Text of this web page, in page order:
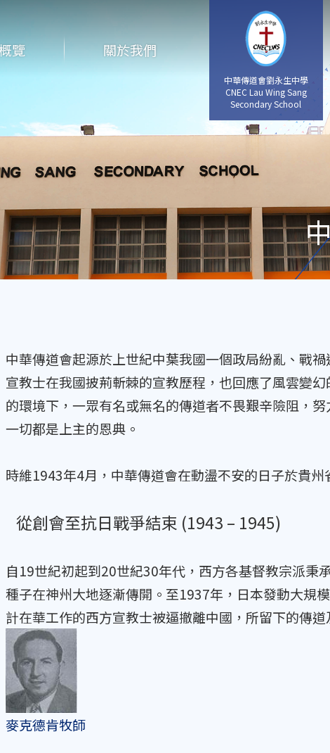
中華傳道會劉永生中學
CNEC Lau Wing Sang
Secondary School
覽 關於我們
中華傳道會起源於上世紀中葉我國一個政局紛亂、戰
宣教士在我國披荊斬棘的宣教歷程，也回應了風雲變
的環境下，一眾有名或無名的傳道者不畏艱辛險阻，
一切都是上主的恩典。
時維1943年4月，中華傳道會在動盪不安的日子於貴
從創會至抗日戰爭結束 (1943 – 1945)
自19世紀初起到20世紀30年代，西方各基督教宗派秉
種子在神州大地逐漸傳開。至1937年，日本發動大規
計在華工作的西方宣教士被逼撤離中國，所留下的傳
麥克德肯牧師